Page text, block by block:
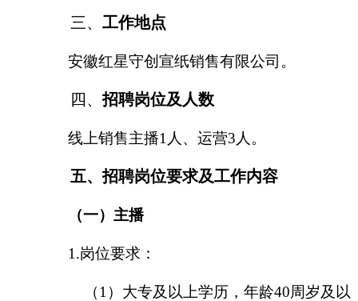
三、 工作地点
安徽红星守创宣纸销售有限公司。
四、 招聘岗位及人数
线上销售主播1人、运营3人。
五、招聘岗位要求及工作内容
（一） 主播
1.岗位要求：
（1）大专及以上学历，年龄40周岁及以